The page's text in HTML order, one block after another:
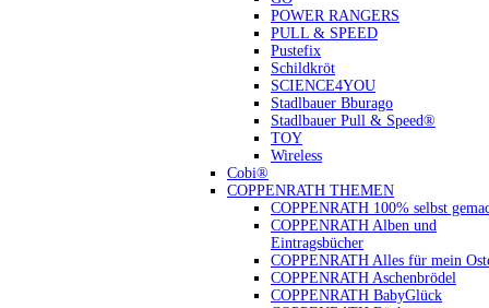
POWER RANGERS
PULL & SPEED
Pustefix
Schildkröt
SCIENCE4YOU
Stadlbauer Bburago
Stadlbauer Pull & Speed®
TOY
Wireless
Cobi®
COPPENRATH THEMEN
COPPENRATH 100% selbst
COPPENRATH Alben und
Eintragsbücher
COPPENRATH Alles für mein
COPPENRATH Aschenbrödel
COPPENRATH BabyGlück